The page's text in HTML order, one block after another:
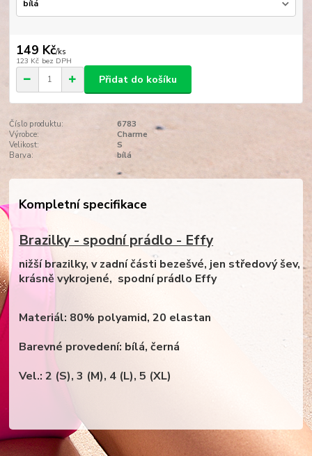
149 Kč/ks
123 Kč bez DPH
Přidat do košíku
Číslo produktu:
6783
Výrobce:
Charme
Velikost:
S
Barva:
bílá
Kompletní specifikace
Brazilky - spodní prádlo - Effy
nižší brazilky, v zadní části bezešvé, jen středový šev,
krásně vykrojené, spodní prádlo Effy
Materiál: 80% polyamid, 20 elastan
Barevné provedení: bílá, černá
Vel.: 2 (S), 3 (M), 4 (L), 5 (XL)